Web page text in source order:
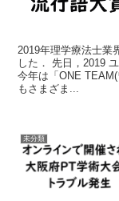
2019年理学療法士業
した． 先日，2019
今年は「ONE
もさまざま...
未分類